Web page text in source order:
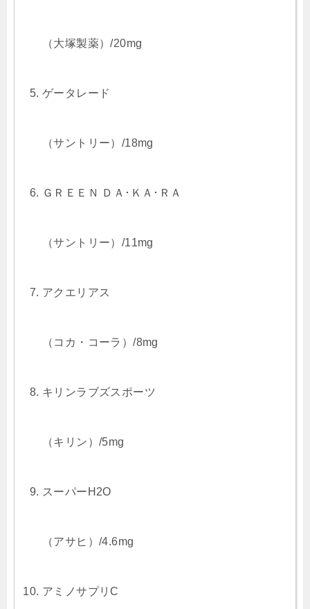
（大塚製薬）/20mg
ゲータレード
（サントリー）/18mg
ＧＲＥＥＮ ＤＡ･ＫＡ･ＲＡ
（サントリー）/11mg
アクエリアス
（コカ・コーラ）/8mg
キリンラブズスポーツ
（キリン）/5mg
スーパーH2O
（アサヒ）/4.6mg
アミノサプリC